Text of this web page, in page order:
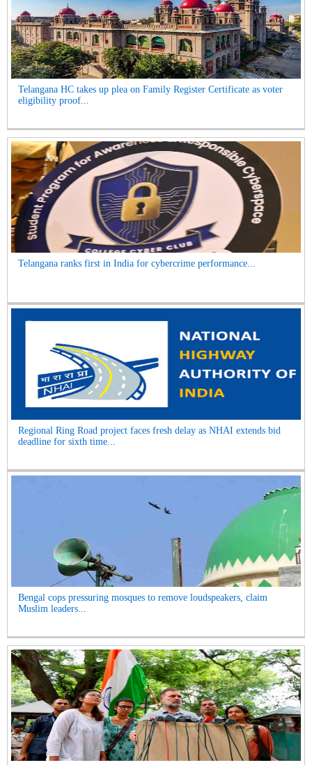
Telangana HC takes up plea on Family Register Certificate as voter
eligibility proof...
Telangana ranks first in India for cybercrime performance...
Regional Ring Road project faces fresh delay as NHAI extends bid
deadline for sixth time...
Bengal cops pressuring mosques to remove loudspeakers, claim
Muslim leaders...